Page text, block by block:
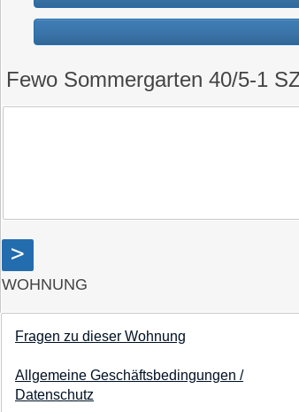
Fewo Sommergarten 40/5-1
>
WOHNUNG
Fragen zu dieser Wohnung
Allgemeine Geschäftsbedingungen /
Datenschutz